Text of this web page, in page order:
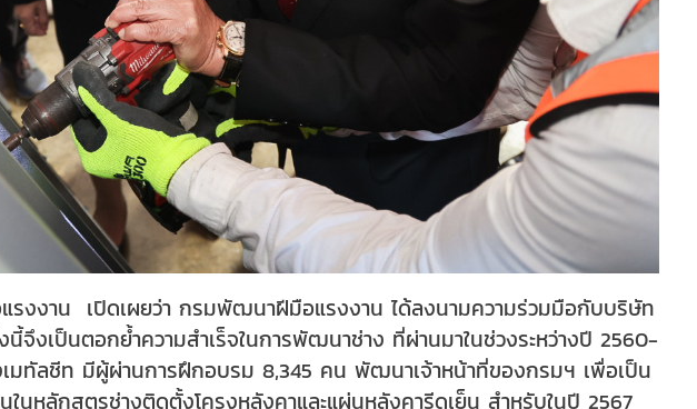
งงาน เปิดเผยว่า กรมพัฒนาฝีมือแรงงาน ได้ลงนามความร่วมมือกับบริษัท
จึงเป็นตอกย้ำความสำเร็จในการพัฒนาช่าง ที่ผ่านมาในช่วงระหว่างปี 2560-
มทัลชีท มีผู้ผ่านการฝึกอบรม 8,345 คน พัฒนาเจ้าหน้าที่ของกรมฯ เพื่อเป็น
นหลักสูตรช่างติดตั้งโครงหลังคาและแผ่นหลังคารีดเย็น สำหรับในปี 2567